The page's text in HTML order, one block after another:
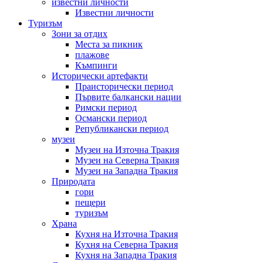
известни личности
Известни личности
Туризъм
Зони за отдих
Места за пикник
плажове
Къмпинги
Исторически артефакти
Праисторически период
Първите балкански нации
Римски период
Османски период
Републикански период
музеи
Музеи на Източна Тракия
Музеи на Северна Тракия
Музеи на Западна Тракия
Природата
гори
пещери
туризъм
Храна
Кухня на Източна Тракия
Кухня на Северна Тракия
Кухня на Западна Тракия